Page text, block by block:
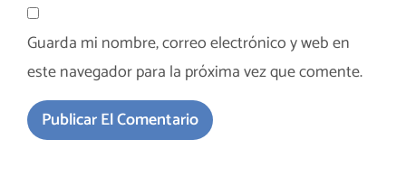
Guarda mi nombre, correo electrónico y web en
este navegador para la próxima vez que comente.